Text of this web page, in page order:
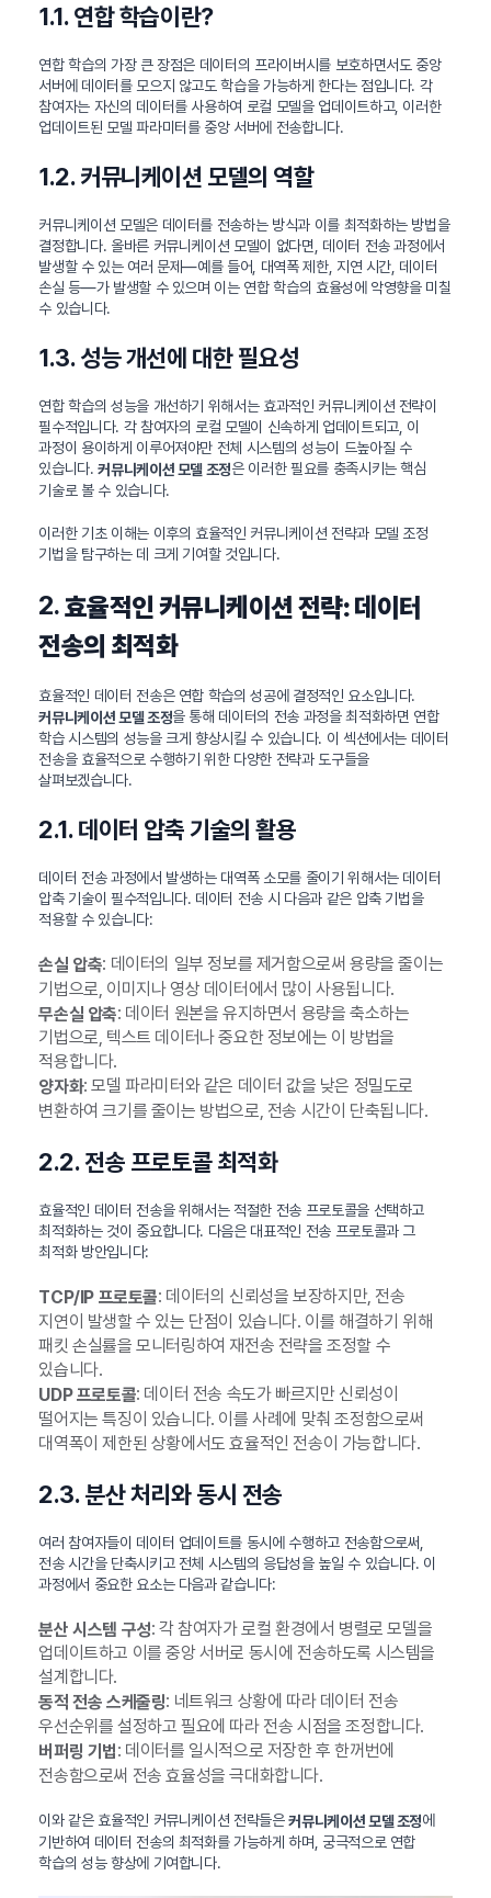
1.1. 연합 학습이란?
연합 학습의 가장 큰 장점은 데이터의 프라이버시를 보호하면서도 중앙
서버에 데이터를 모으지 않고도 학습을 가능하게 한다는 점입니다. 각
참여자는 자신의 데이터를 사용하여 로컬 모델을 업데이트하고, 이러한
업데이트된 모델 파라미터를 중앙 서버에 전송합니다.
1.2. 커뮤니케이션 모델의 역할
커뮤니케이션 모델은 데이터를 전송하는 방식과 이를 최적화하는 방법을
결정합니다. 올바른 커뮤니케이션 모델이 없다면, 데이터 전송 과정에서
발생할 수 있는 여러 문제—예를 들어, 대역폭 제한, 지연 시간, 데이터
손실 등—가 발생할 수 있으며 이는 연합 학습의 효율성에 악영향을 미칠
수 있습니다.
1.3. 성능 개선에 대한 필요성
연합 학습의 성능을 개선하기 위해서는 효과적인 커뮤니케이션 전략이
필수적입니다. 각 참여자의 로컬 모델이 신속하게 업데이트되고, 이
과정이 용이하게 이루어져야만 전체 시스템의 성능이 드높아질 수
있습니다.커뮤니케이션 모델 조정은 이러한 필요를 충족시키는 핵심
기술로 볼 수 있습니다.
이러한 기초 이해는 이후의 효율적인 커뮤니케이션 전략과 모델 조정
기법을 탐구하는 데 크게 기여할 것입니다.
2.효율적인 커뮤니케이션 전략: 데이터
전송의 최적화
효율적인 데이터 전송은 연합 학습의 성공에 결정적인 요소입니다.
커뮤니케이션 모델 조정을 통해 데이터의 전송 과정을 최적화하면 연합
학습 시스템의 성능을 크게 향상시킬 수 있습니다. 이 섹션에서는 데이터
전송을 효율적으로 수행하기 위한 다양한 전략과 도구들을
살펴보겠습니다.
2.1. 데이터 압축 기술의 활용
데이터 전송 과정에서 발생하는 대역폭 소모를 줄이기 위해서는 데이터
압축 기술이 필수적입니다. 데이터 전송 시 다음과 같은 압축 기법을
적용할 수 있습니다:
손실 압축: 데이터의 일부 정보를 제거함으로써 용량을 줄이는
기법으로, 이미지나 영상 데이터에서 많이 사용됩니다.
무손실 압축: 데이터 원본을 유지하면서 용량을 축소하는
기법으로, 텍스트 데이터나 중요한 정보에는 이 방법을
적용합니다.
양자화: 모델 파라미터와 같은 데이터 값을 낮은 정밀도로
변환하여 크기를 줄이는 방법으로, 전송 시간이 단축됩니다.
2.2. 전송 프로토콜 최적화
효율적인 데이터 전송을 위해서는 적절한 전송 프로토콜을 선택하고
최적화하는 것이 중요합니다. 다음은 대표적인 전송 프로토콜과 그
최적화 방안입니다:
TCP/IP 프로토콜: 데이터의 신뢰성을 보장하지만, 전송
지연이 발생할 수 있는 단점이 있습니다. 이를 해결하기 위해
패킷 손실률을 모니터링하여 재전송 전략을 조정할 수
있습니다.
UDP 프로토콜: 데이터 전송 속도가 빠르지만 신뢰성이
떨어지는 특징이 있습니다. 이를 사례에 맞춰 조정함으로써
대역폭이 제한된 상황에서도 효율적인 전송이 가능합니다.
2.3. 분산 처리와 동시 전송
여러 참여자들이 데이터 업데이트를 동시에 수행하고 전송함으로써,
전송 시간을 단축시키고 전체 시스템의 응답성을 높일 수 있습니다. 이
과정에서 중요한 요소는 다음과 같습니다:
분산 시스템 구성: 각 참여자가 로컬 환경에서 병렬로 모델을
업데이트하고 이를 중앙 서버로 동시에 전송하도록 시스템을
설계합니다.
동적 전송 스케줄링: 네트워크 상황에 따라 데이터 전송
우선순위를 설정하고 필요에 따라 전송 시점을 조정합니다.
버퍼링 기법: 데이터를 일시적으로 저장한 후 한꺼번에
전송함으로써 전송 효율성을 극대화합니다.
이와 같은 효율적인 커뮤니케이션 전략들은커뮤니케이션 모델 조정에
기반하여 데이터 전송의 최적화를 가능하게 하며, 궁극적으로 연합
학습의 성능 향상에 기여합니다.